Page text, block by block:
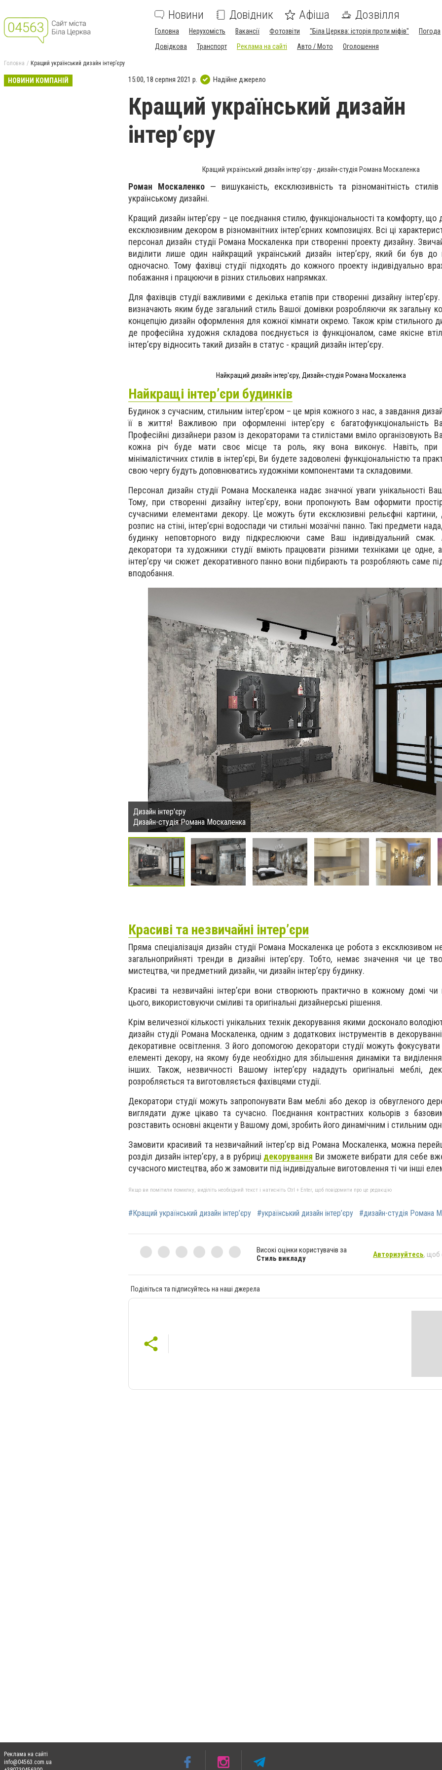
Новини Довідник Афіша Дозвілля
Головна Нерухомість Вакансії Фотозвіти "Біла Церква: історія проти міфів" Погода
Довідкова
Транспорт Реклама на сайті Авто / Мото Оголошення
Головна Кращий український дизайн інтер’єру
НОВИНИ КОМПАНІЙ 15:00, 18 серпня 2021 р. Надійне джерело
Кращий український дизайн
інтер’єру
Кращий український дизайн інтер’єру - дизайн-студія Романа Москаленка
Роман Москаленко — вишуканість, ексклюзивність та різноманітність
українському дизайні.
Кращий дизайн інтер’єру – це поєднання стилю, функціональності та комфорту, що
ексклюзивним декором в різноманітних інтер’єрних композиціях. Всі ці
персонал дизайн студії Романа Москаленка при створенні проекту дизайну.
виділити лише один найкращий український дизайн інтер’єру, який би був до
одночасно. Тому фахівці студії підходять до кожного проекту індивідуально
побажання і працюючи в різних стильових напрямках.
Для фахівців студії важливими є декілька етапів при створенні дизайну
визначають яким буде загальний стиль Вашої домівки розробляючи як загальну
концепцію дизайн оформлення для кожної кімнати окремо. Також крім стильного
де професійна художня складова поєднується із функціоналом, саме якісне
інтер’єру відносить такий дизайн в статус - кращий дизайн інтер’єру.
Найкращий дизайн інтер'єру, Дизайн-студія Романа Москаленка
Найкращі інтер’єри будинків
Будинок з сучасним, стильним інтер’єром – це мрія кожного з нас, а завдання
її в життя! Важливою при оформленні інтер’єру є багатофункціональність
Професійні дизайнери разом із декораторами та стилістами вміло організовують
кожна річ буде мати своє місце та роль, яку вона виконує. Навіть, при
мінімалістичних стилів в інтер’єрі, Ви будете задоволені функціональністю та
свою чергу будуть доповнюватись художніми компонентами та складовими.
Персонал дизайн студії Романа Москаленка надає значної уваги унікальності
Тому, при створенні дизайну інтер’єру, вони пропонують Вам оформити
сучасними елементами декору. Це можуть бути ексклюзивні рельєфні картини,
розпис на стіні, інтер’єрні водоспади чи стильні мозаїчні панно. Такі предмети
будинку неповторного виду підкреслюючи саме Ваш індивідуальний
декоратори та художники студії вміють працювати різними техніками це одне,
інтер’єру чи сюжет декоративного панно вони підбирають та розробляють саме
вподобання.
Дизайн інтер'єру
Дизайн-студія Романа Москаленка
Красиві та незвичайні інтер’єри
Пряма спеціалізація дизайн студії Романа Москаленка це робота з ексклюзивом
загальноприйняті тренди в дизайні інтер’єру. Тобто, немає значення чи це
мистецтва, чи предметний дизайн, чи дизайн інтер’єру будинку.
Красиві та незвичайні інтер’єри вони створюють практично в кожному домі чи
цього, використовуючи сміливі та оригінальні дизайнерські рішення.
Крім величезної кількості унікальних технік декорування якими досконало
дизайн студії Романа Москаленка, одним з додаткових інструментів в
декоративне освітлення. З його допомогою декоратори студії можуть фокусувати
елементі декору, на якому буде необхідно для збільшення динаміки та
інших. Також, незвичності Вашому інтер’єру нададуть оригінальні меблі,
розробляється та виготовляється фахівцями студії.
Декоратори студії можуть запропонувати Вам меблі або декор із обвугленого
виглядати дуже цікаво та сучасно. Поєднання контрастних кольорів з
розставить основні акценти у Вашому домі, зробить його динамічним і стильним
Замовити красивий та незвичайний інтер’єр від Романа Москаленка, можна
розділ дизайн інтер’єру, а в рубриці декорування Ви зможете вибрати для себе
сучасного мистецтва, або ж замовити під індивідуальне виготовлення ті чи інші
Якщо ви помітили помилку, виділіть необхідний текст і натисніть Ctrl + Enter, щоб повідомити про це редакцію
#Кращий український дизайн інтер’єру #український дизайн інтер’єру #дизайн-студія Романа
Високі оцінки користувачів за
Стиль викладу
Авторизуйтесь, щоб
Поділіться та підписуйтесь на наші джерела
Реклама на сайті
info@04563.com.ua